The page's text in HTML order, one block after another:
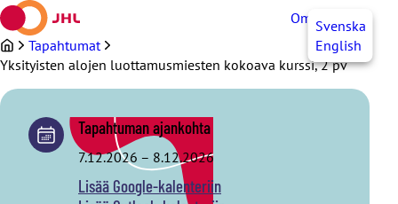
Siirry
sisältöön
OmaJHLSvenska
English
Tapahtumat
Yksityisten alojen luottamusmiesten kokoava kurssi, 2 pv
Tapahtuman ajankohta
7.12.2026 – 8.12.2026
Lisää Google-kalenteriin